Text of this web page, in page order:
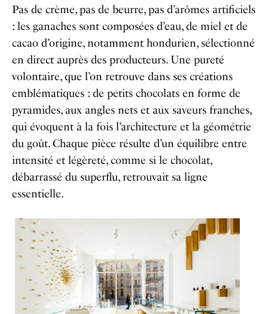
Pas de crème, pas de beurre, pas d’arômes artificiels
: les ganaches sont composées d’eau, de miel et de
cacao d’origine, notamment hondurien, sélectionné
en direct auprès des producteurs. Une pureté
volontaire, que l’on retrouve dans ses créations
emblématiques : de petits chocolats en forme de
pyramides, aux angles nets et aux saveurs franches,
qui évoquent à la fois l’architecture et la géométrie
du goût. Chaque pièce résulte d’un équilibre entre
intensité et légèreté, comme si le chocolat,
débarrassé du superflu, retrouvait sa ligne
essentielle.